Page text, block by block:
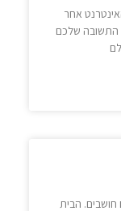
אחר
התשובה שלכם
הבית